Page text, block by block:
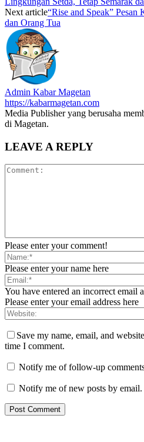
Next article“Rise and Speak”
dan Orang Tua
Admin Kabar Magetan
https://kabarmagetan.com
Media Publisher yang berusaha
di Magetan.
LEAVE A REPLY
Please enter your comment!
Please enter your name here
You have entered an incorrect email
Please enter your email address here
Save my name, email, and
time I comment.
Notify me of follow-up
Notify me of new posts by email.